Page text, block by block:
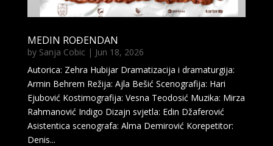
MEDIN ROĐENDAN
by Sanja Cobic| Jun 18, 2026
Autorica: Zehra Hubijar Dramatizacija i dramaturgija:
Armin Behrem Režija: Ajla Bešić Scenografija: Hari
Ejubović Kostimografija: Vesna Teodosić Muzika: Mirza
Rahmanović Indigo Dizajn svjetla: Edin Džaferović
Asistentica scenografa: Alma Demirović Korepetitor:
Denis...